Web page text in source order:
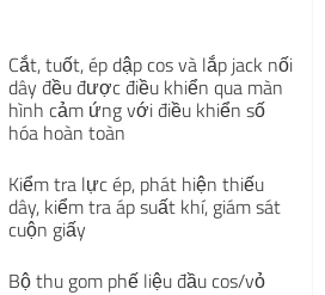
Cắt, tuốt, ép dập cos và lắp jack nối
dây đều được điều khiển qua màn
hình cảm ứng với điều khiển số
hóa hoàn toàn
Kiểm tra lực ép, phát hiện thiếu
dây, kiểm tra áp suất khí, giám sát
cuộn giấy
Bộ thu gom phế liệu đầu cos/vỏ